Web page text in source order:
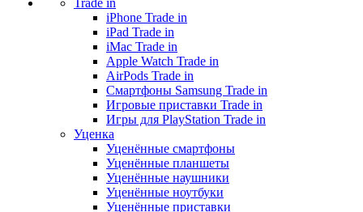
Trade in
iPhone Trade in
iPad Trade in
iMac Trade in
Apple Watch Trade in
AirPods Trade in
Смартфоны Samsung Trade in
Игровые приставки Trade in
Игры для PlayStation Trade in
Уценка
Уценённые смартфоны
Уценённые планшеты
Уценённые наушники
Уценённые ноутбуки
Уценённые приставки